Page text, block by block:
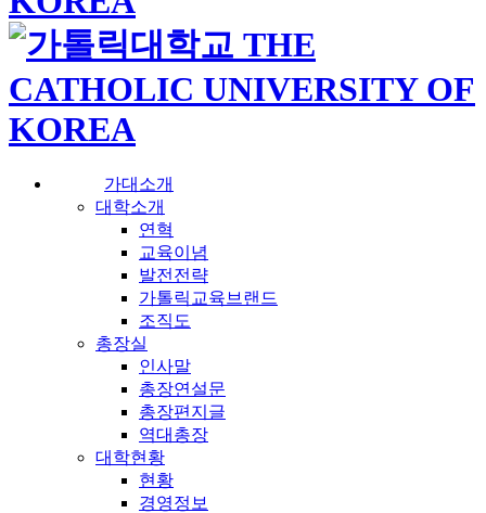
가대소개
대학소개
연혁
교육이념
발전전략
가톨릭교육브랜드
조직도
총장실
인사말
총장연설문
총장편지글
역대총장
대학현황
현황
경영정보